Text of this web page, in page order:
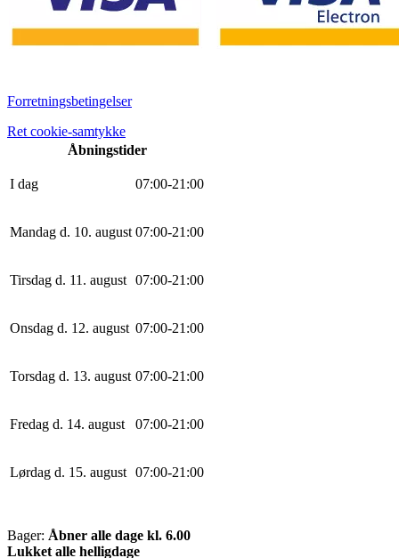
Forretningsbetingelser
Ret cookie-samtykke
Åbningstider
I dag 07:00-21 :00
Mandag d. 10. august 07:00-21 :00
Tirsdag d. 11. august 07:00-21 :00
Onsdag d. 12. august 07:00-21 :00
Torsdag d. 13. august 07:00-21 :00
Fredag d. 14. august 07:00-21 :00
Lørdag d. 15. august 07:00-21 :00
Bager: Åbner alle dage kl. 6.00
Lukket alle helligdage